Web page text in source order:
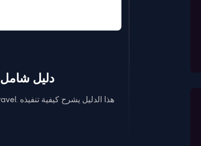
فهم نمط الـ Repository في Laravel: دليل شامل